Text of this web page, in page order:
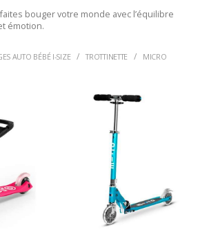
bouger votre monde avec l’équilibre
émotion.
AUTO BÉBÉ I-SIZE TROTTINETTE MICRO